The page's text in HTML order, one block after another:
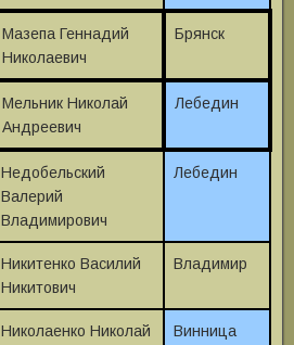
Мазепа Геннадий
Николаевич
Брянск
Мельник Николай
Андреевич
Лебедин
Недобельский
Валерий
Владимирович
Лебедин
Никитенко Василий
Никитович
Владимир
Николаенко Николай
Винница